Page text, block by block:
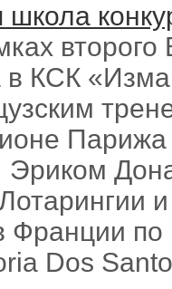
школа
второго
КСК
Франции по
Dos